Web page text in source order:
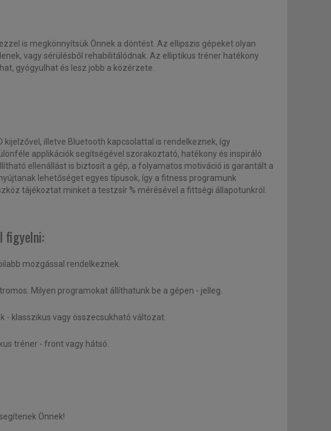
is megkönnyítsük Önnek a döntést. Az ellipszis gépeket olyan
vagy sérülésből rehabilitálódnak. Az elliptikus tréner hatékony
gyógyulhat és lesz jobb a közérzete.
illetve Bluetooth kapcsolattal is rendelkeznek, így
applikációk segítségével szorakoztató, hatékony és inspiráló
ellenállást is biztosít a gép, a folyamatos motiváció is garantált a
lehetőséget egyes típusok, így a fitness programunk
tájékoztat minket a testzsír % mérésével a fittségi állapotunkról.
figyelni:
mozgással rendelkeznek.
Milyen programokat állíthatunk be a gépen - jelleg.
- klasszikus vagy összecsukható változat.
tréner - front vagy hátsó.
Önnek!